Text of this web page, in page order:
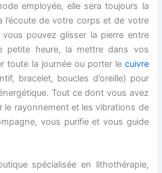
employée, elle sera toujours la
de votre corps et de votre
pouvez glisser la pierre entre
petite heure, la mettre dans vos
toute la journée ou porter le cuivre
bracelet, boucles d’oreille) pour
Tout ce dont vous avez
le rayonnement et les vibrations de
vous purifie et vous guide
spécialisée en lithothérapie,